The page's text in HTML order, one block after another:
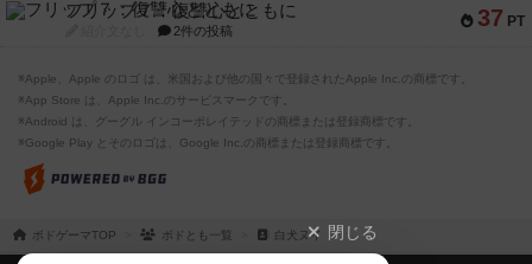
37 PT
フリップ７：復讐心とともに
2件の投稿
※Apple、Apple のロゴ は、米国および他の国々で登録されたApple Inc.の商標です。
※App Store は、Apple Inc.のサービスマークです。
※Android は、グーグル インコーポレイテッドの商標または登録商標です。
※Google Play とそのロゴは、Google Inc.の商標または登録商標です。
ボドゲーマTOP ボドとも一覧 白犬ヌイ 閉じる